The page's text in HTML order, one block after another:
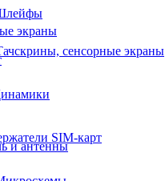
экраны
и антенны
сенсорные экраны
SIM-карт